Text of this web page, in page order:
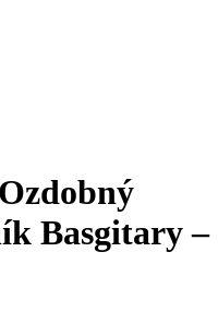
Basgitary –